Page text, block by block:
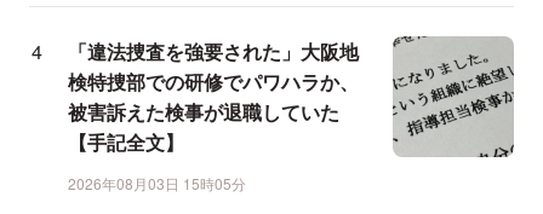
「違法捜査を強要された」大阪地
検特捜部での研修でパワハラか、
被害訴えた検事が退職していた
【手記全文】
2026年08月03日 15時05分